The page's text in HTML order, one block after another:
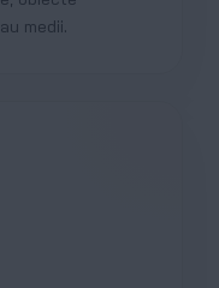
medii.